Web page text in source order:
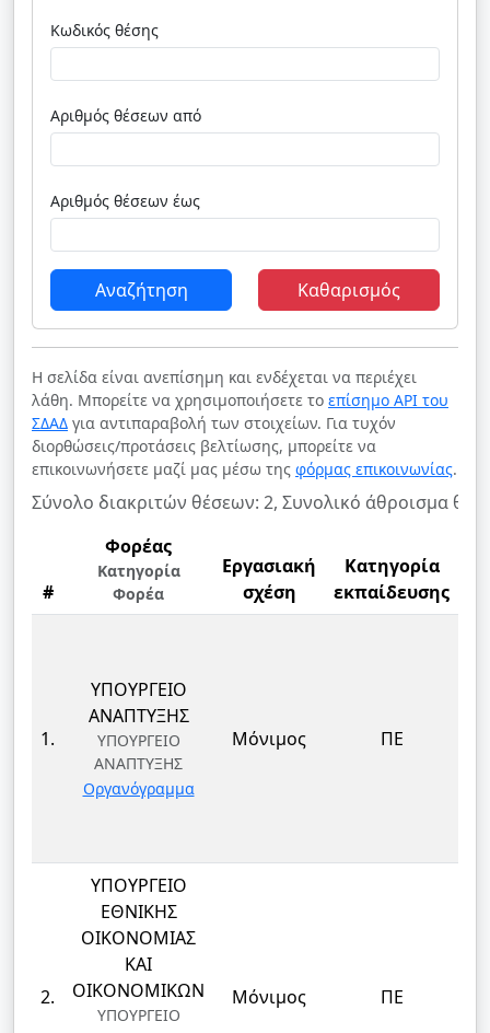
Κωδικός θέσης
Αριθμός θέσεων από
Αριθμός θέσεων έως
Αναζήτηση Καθαρισμός
Η σελίδα είναι ανεπίσημη και ενδέχεται να περιέχει
λάθη. Μπορείτε να χρησιμοποιήσετε το επίσημο API του
ΣΔΑΔ για αντιπαραβολή των στοιχείων. Για τυχόν
διορθώσεις/προτάσεις βελτίωσης, μπορείτε να
επικοινωνήσετε μαζί μας μέσω της φόρμας επικοινωνίας.
Σύνολο διακριτών θέσεων: 2, Συνολικό άθροισμα
#
Φορέας
Κατηγορία
Φορέα
Εργασιακή
σχέση
Κατηγορία
εκπαίδευσης
1.
ΥΠΟΥΡΓΕΙΟ
ΑΝΑΠΤΥΞΗΣ
ΥΠΟΥΡΓΕΙΟ
ΑΝΑΠΤΥΞΗΣ
Οργανόγραμμα
Μόνιμος ΠΕ
2.
ΥΠΟΥΡΓΕΙΟ
ΕΘΝΙΚΗΣ
ΟΙΚΟΝΟΜΙΑΣ
ΚΑΙ
ΟΙΚΟΝΟΜΙΚΩΝ
ΥΠΟΥΡΓΕΙΟ
Μόνιμος ΠΕ